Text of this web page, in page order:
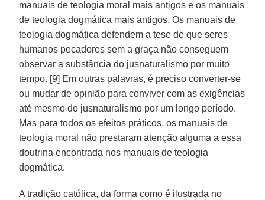
manuais de teologia moral mais antigos e os manuais
de teologia dogmática mais antigos. Os manuais de
teologia dogmática defendem a tese de que seres
humanos pecadores sem a graça não conseguem
observar a substância do jusnaturalismo por muito
tempo. [9] Em outras palavras, é preciso converter-se
ou mudar de opinião para conviver com as exigências
até mesmo do jusnaturalismo por um longo período.
Mas para todos os efeitos práticos, os manuais de
teologia moral não prestaram atenção alguma a essa
doutrina encontrada nos manuais de teologia
dogmática.
A tradição católica, da forma como é ilustrada no